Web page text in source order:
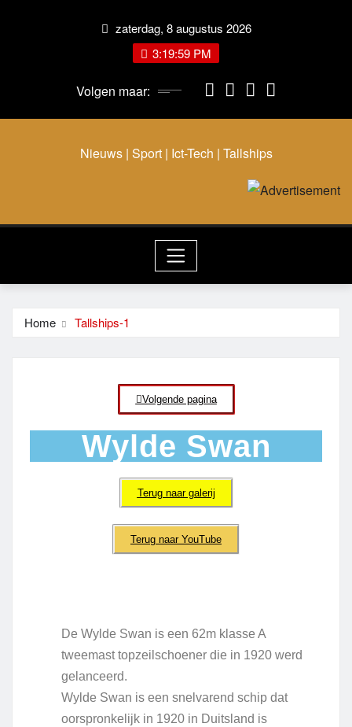
zaterdag, 8 augustus 2026
3:20:00 PM
Volgen maar:
Nieuws | Sport | Ict-Tech | Tallships
Home Tallships-1
Volgende pagina
Wylde Swan
Terug naar galerij
Terug naar YouTube
De Wylde Swan is een 62m klasse A
tweemast topzeilschoener die in 1920 werd
gelanceerd.
Wylde Swan is een snelvarend schip dat
oorspronkelijk in 1920 in Duitsland is